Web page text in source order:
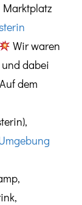
Wir waren
dabei
Auf dem